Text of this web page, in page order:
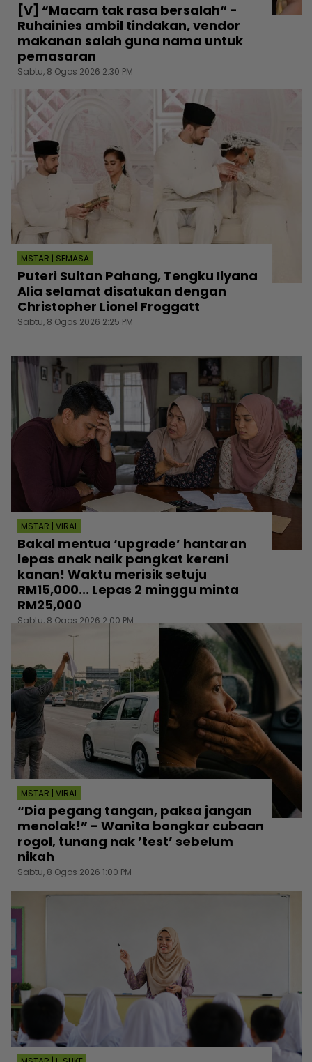
[V] “Macam tak rasa bersalah“ -
Ruhainies ambil tindakan, vendor
makanan salah guna nama untuk
pemasaran
Sabtu, 8 Ogos 2026 2:30 PM
MSTAR | SEMASA
Puteri Sultan Pahang, Tengku Ilyana
Alia selamat disatukan dengan
Christopher Lionel Froggatt
Sabtu, 8 Ogos 2026 2:25 PM
MSTAR | VIRAL
Bakal mentua ‘upgrade’ hantaran
lepas anak naik pangkat kerani
kanan! Waktu merisik setuju
RM15,000... Lepas 2 minggu minta
RM25,000
Sabtu, 8 Ogos 2026 2:00 PM
MSTAR | VIRAL
“Dia pegang tangan, paksa jangan
menolak!” - Wanita bongkar cubaan
rogol, tunang nak ’test’ sebelum
nikah
Sabtu, 8 Ogos 2026 1:00 PM